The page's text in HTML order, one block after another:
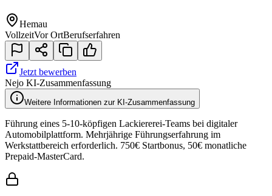
Hemau
VollzeitVor OrtBerufserfahren
Jetzt bewerben
Nejo KI-Zusammenfassung
Weitere Informationen zur KI-Zusammenfassung
Führung eines 5-10-köpfigen Lackiererei-Teams bei digitaler
Automobilplattform. Mehrjährige Führungserfahrung im
Werkstattbereich erforderlich. 750€ Startbonus, 50€ monatliche
Prepaid-MasterCard.